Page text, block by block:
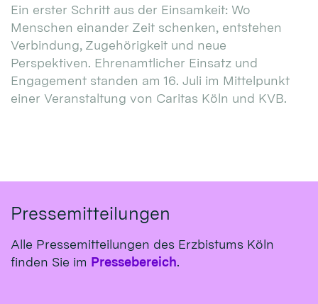
Ein erster Schritt aus der Einsamkeit: Wo
Menschen einander Zeit schenken, entstehen
Verbindung, Zugehörigkeit und neue
Perspektiven. Ehrenamtlicher Einsatz und
Engagement standen am 16. Juli im Mittelpunkt
einer Veranstaltung von Caritas Köln und KVB.
Pressemitteilungen
Alle Pressemitteilungen des Erzbistums Köln
finden Sie im Pressebereich.